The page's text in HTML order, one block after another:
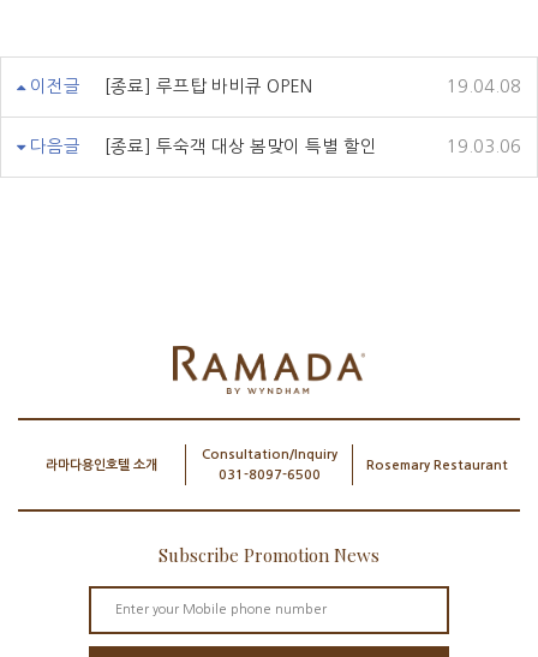
이전글 [종료] 루프탑 바비큐 OPEN 19.04.08
다음글 [종료] 투숙객 대상 봄맞이 특별 할인 19.03.06
라마다용인호텔 소개
Consultation/Inquiry
031-8097-6500
Rosemary Restaurant
Subscribe Promotion News